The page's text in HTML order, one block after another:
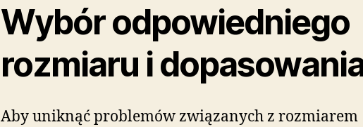
Wybór odpowiedniego
rozmiaru i
Aby uniknąć problemów związanych z rozmiarem